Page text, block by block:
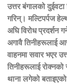
उत्तर बंगालको
गरिन्। मल्टिपर्पज
अघि विरोध प्रदर्शन
अगावै तिनीहरूलाई
वाहनमा सवार भएर
तिनीहरूलाई
थाना लगेको